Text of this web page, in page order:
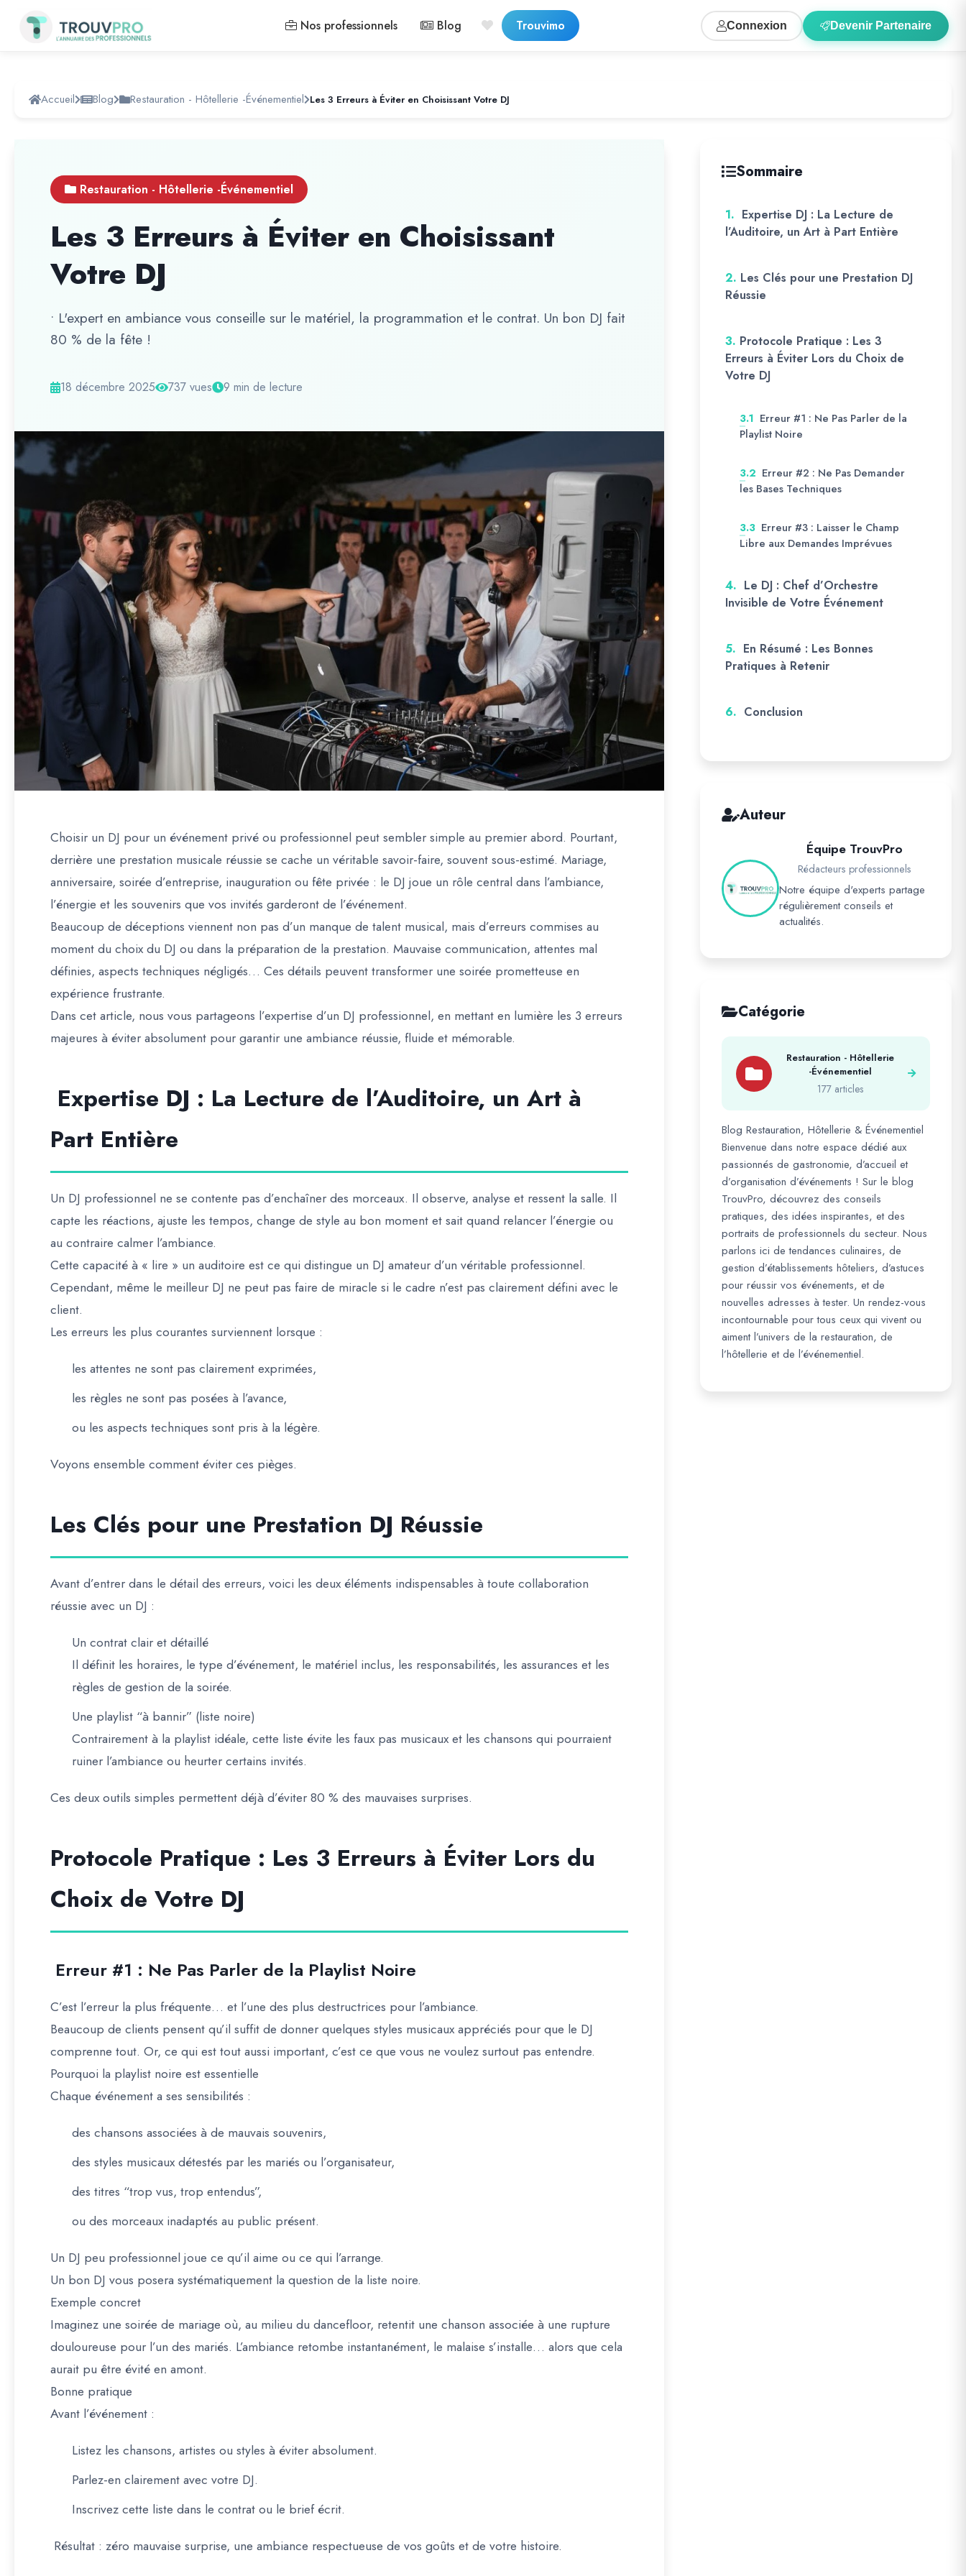
Nos professionnels Blog Trouvimo Connexion Devenir Partenaire
Accueil Blog Restauration - Hôtellerie -Événementiel Les 3 Erreurs à Éviter en Choisissant Votre DJ
Restauration - Hôtellerie -Événementiel
Les 3 Erreurs à Éviter en Choisissant
Votre DJ
• L'expert en ambiance vous conseille sur le matériel, la programmation et le contrat. Un bon DJ fait
80 % de la fête !
18 décembre 2025 737 vues 9 min de lecture
Choisir un DJ pour un événement privé ou professionnel peut sembler simple au premier abord. Pourtant,
derrière une prestation musicale réussie se cache un véritable savoir-faire, souvent sous-estimé. Mariage,
anniversaire, soirée d’entreprise, inauguration ou fête privée : le DJ joue un rôle central dans l’ambiance,
l’énergie et les souvenirs que vos invités garderont de l’événement.
Beaucoup de déceptions viennent non pas d’un manque de talent musical, mais d’erreurs commises au
moment du choix du DJ ou dans la préparation de la prestation. Mauvaise communication, attentes mal
définies, aspects techniques négligés… Ces détails peuvent transformer une soirée prometteuse en
expérience frustrante.
Dans cet article, nous vous partageons l’expertise d’un DJ professionnel, en mettant en lumière les 3 erreurs
majeures à éviter absolument pour garantir une ambiance réussie, fluide et mémorable.
Expertise DJ : La Lecture de l’Auditoire, un Art à
Part Entière
Un DJ professionnel ne se contente pas d’enchaîner des morceaux. Il observe, analyse et ressent la salle. Il
capte les réactions, ajuste les tempos, change de style au bon moment et sait quand relancer l’énergie ou
au contraire calmer l’ambiance.
Cette capacité à « lire » un auditoire est ce qui distingue un DJ amateur d’un véritable professionnel.
Cependant, même le meilleur DJ ne peut pas faire de miracle si le cadre n’est pas clairement défini avec le
client.
Les erreurs les plus courantes surviennent lorsque :
les attentes ne sont pas clairement exprimées,
les règles ne sont pas posées à l’avance,
ou les aspects techniques sont pris à la légère.
Voyons ensemble comment éviter ces pièges.
Les Clés pour une Prestation DJ Réussie
Avant d’entrer dans le détail des erreurs, voici les deux éléments indispensables à toute collaboration
réussie avec un DJ :
Un contrat clair et détaillé
Il définit les horaires, le type d’événement, le matériel inclus, les responsabilités, les assurances et les
règles de gestion de la soirée.
Une playlist “à bannir” (liste noire)
Contrairement à la playlist idéale, cette liste évite les faux pas musicaux et les chansons qui pourraient
ruiner l’ambiance ou heurter certains invités.
Ces deux outils simples permettent déjà d’éviter 80 % des mauvaises surprises.
Protocole Pratique : Les 3 Erreurs à Éviter Lors du
Choix de Votre DJ
Erreur #1 : Ne Pas Parler de la Playlist Noire
C’est l’erreur la plus fréquente… et l’une des plus destructrices pour l’ambiance.
Beaucoup de clients pensent qu’il suffit de donner quelques styles musicaux appréciés pour que le DJ
comprenne tout. Or, ce qui est tout aussi important, c’estce que vous ne voulez surtout pas entendre.
Pourquoi la playlist noire est essentielle
Chaque événement a ses sensibilités :
des chansons associées à de mauvais souvenirs,
des styles musicaux détestés par les mariés ou l’organisateur,
des titres “trop vus, trop entendus”,
ou des morceaux inadaptés au public présent.
Un DJ peu professionnel joue ce qu’il aime ou ce qui l’arrange.
Un bon DJ vous posera systématiquement la question de la liste noire.
Exemple concret
Imaginez une soirée de mariage où, au milieu du dancefloor, retentit une chanson associée à une rupture
douloureuse pour l’un des mariés. L’ambiance retombe instantanément, le malaise s’installe… alors que cela
aurait pu être évité en amont.
Bonne pratique
Avant l’événement :
Listez les chansons, artistes ou styles à éviter absolument.
Parlez-en clairement avec votre DJ.
Inscrivez cette liste dans le contrat ou le brief écrit.
Résultat : zéro mauvaise surprise, une ambiance respectueuse de vos goûts et de votre histoire.
Sommaire
1. Expertise DJ : La Lecture de
l’Auditoire, un Art à Part Entière
2. Les Clés pour une Prestation DJ
Réussie
3. Protocole Pratique : Les 3
Erreurs à Éviter Lors du Choix de
Votre DJ
3.1 Erreur #1 : Ne Pas Parler de la
Playlist Noire
3.2 Erreur #2 : Ne Pas Demander
les Bases Techniques
3.3 Erreur #3 : Laisser le Champ
Libre aux Demandes Imprévues
4. Le DJ : Chef d’Orchestre
Invisible de Votre Événement
5. En Résumé : Les Bonnes
Pratiques à Retenir
6. Conclusion
Auteur
Équipe TrouvPro
Rédacteurs professionnels
Notre équipe d'experts partage
régulièrement conseils et
actualités.
Catégorie
Restauration - Hôtellerie
-Événementiel
177 articles
Blog Restauration, Hôtellerie & Événementiel
Bienvenue dans notre espace dédié aux
passionnés de gastronomie, d’accueil et
d’organisation d’événements ! Sur le blog
TrouvPro, découvrez des conseils
pratiques, des idées inspirantes, et des
portraits de professionnels du secteur. Nous
parlons ici de tendances culinaires, de
gestion d’établissements hôteliers, d’astuces
pour réussir vos événements, et de
nouvelles adresses à tester. Un rendez-vous
incontournable pour tous ceux qui vivent ou
aiment l’univers de la restauration, de
l’hôtellerie et de l’événementiel.